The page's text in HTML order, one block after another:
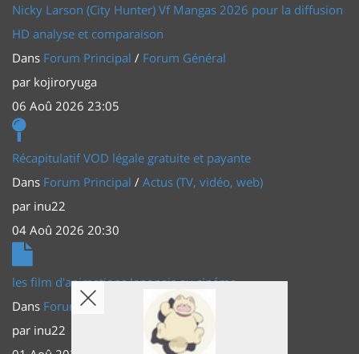
Nicky Larson (City Hunter) Vf Mangas 2026 pour la diffusion
HD analyse et comparaison
Dans Forum Principal / Forum Général
par kojiroryuga
06 Aoû 2026 23:05
Récapitulatif VOD légale gratuite et payante
Dans Forum Principal / Actus (TV, vidéo, web)
par inu22
04 Aoû 2026 20:30
les film d'animations Japonais au cinéma
Dans Forum Principal
Actus (TV, vidéo, web)
par inu22